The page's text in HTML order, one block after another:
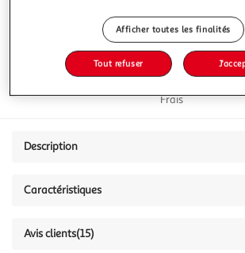
Frais
Description
Caractéristiques
Avis clients(15)
Afficher toutes les finalités
Tout refuser